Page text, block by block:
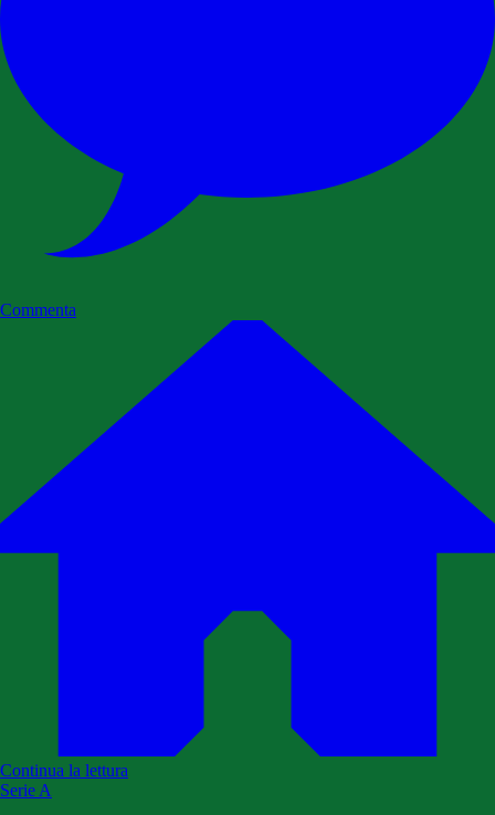
Commenta
Continua la lettura
Serie A